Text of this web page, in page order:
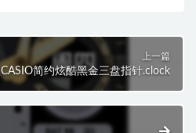
上一篇
简约炫酷黑金三盘指针.clock